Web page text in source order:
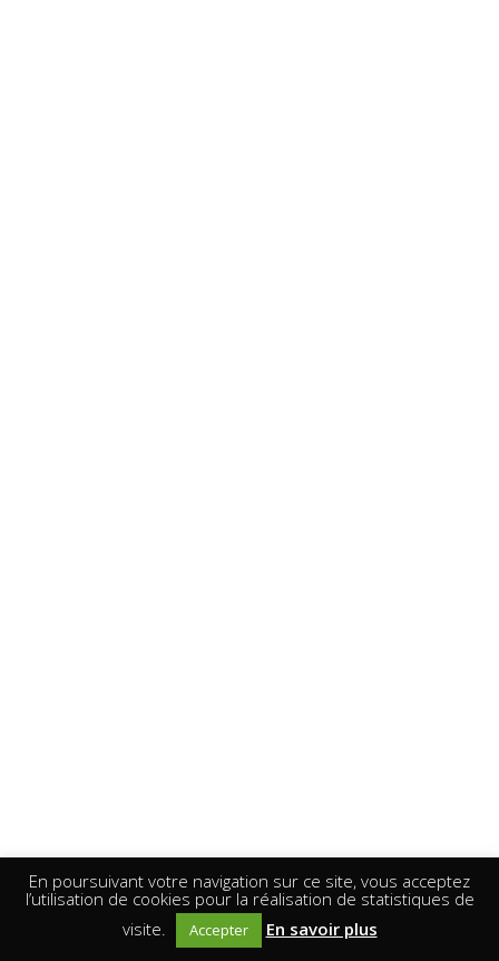
En poursuivant votre navigation sur ce site, vous acceptez
l’utilisation de cookies pour la réalisation de statistiques de
visite.
Accepter En savoir plus